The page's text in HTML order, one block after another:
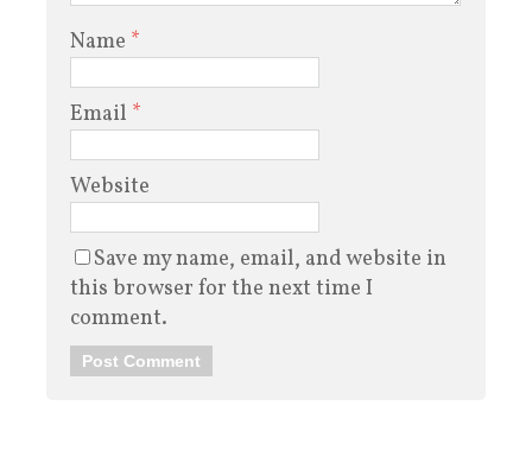
Name *
Email *
Website
Save my name, email, and website in
this browser for the next time I
comment.